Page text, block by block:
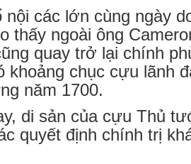
nội các lớn cùng ngày
thấy ngoài ông
quay trở lại chính
khoảng chục cựu lãnh
năm 1700.
di sản của cựu Thủ
quyết định chính trị